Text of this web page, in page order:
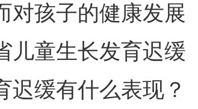
对孩子的健康发展
儿童生长发育迟缓
迟缓有什么表现？